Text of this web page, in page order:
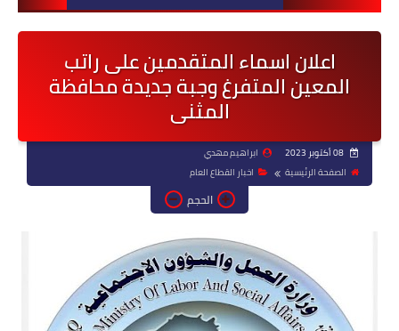
اعلان اسماء المتقدمين على راتب
المعين المتفرغ وجبة جديدة محافظة
المثنى
08 أكتوبر 2023
ابراهيم مهدي
الصفحة الرئيسية
اخبار القطاع العام
الحجم